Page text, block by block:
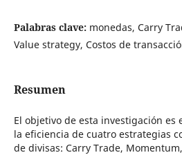
Palabras clave: monedas, Carry
Value strategy, Costos de
Resumen
El objetivo de esta investigación es
la eficiencia de cuatro estrategias
de divisas: Carry Trade,